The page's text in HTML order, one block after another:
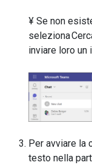
¥ Se non
seleziona
inviare loro un
Per avviare la
testo nella